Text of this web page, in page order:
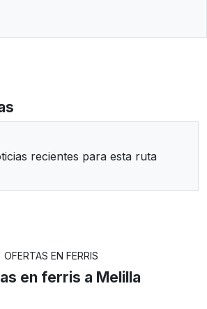
recientes para esta ruta
OFERTAS EN FERRIS
en ferris a Melilla